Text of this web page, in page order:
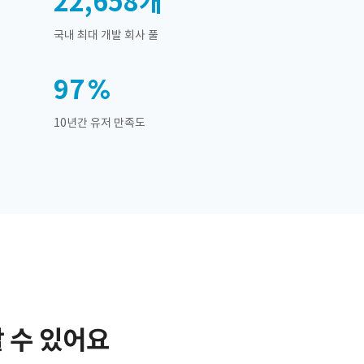
국내 최대 개발 회사 풀
97
10년간 유저 만족도
수 있어요